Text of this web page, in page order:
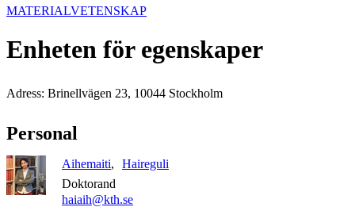
MATERIALVETENSKAP
Enheten för egenskaper
Adress: Brinellvägen 23, 10044 Stockholm
Personal
Aihemaiti
Haireguli
Doktorand
haiaih@kth.se